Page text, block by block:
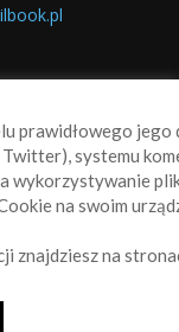
prywatności
prawidłowego
systemu
wykorzystywanie
na swoim
znajdziesz na